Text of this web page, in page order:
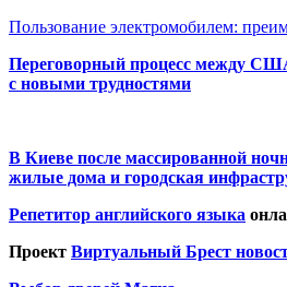
Пользование электромобилем:
Переговорный процесс между
с новыми трудностями
В Киеве после массированной
жилые дома и городская
Репетитор английского языка
Проект Виртуальный Брест